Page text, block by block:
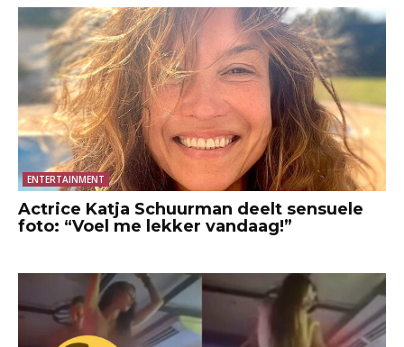
ENTERTAINMENT
Actrice Katja Schuurman deelt sensuele
foto: “Voel me lekker vandaag!”